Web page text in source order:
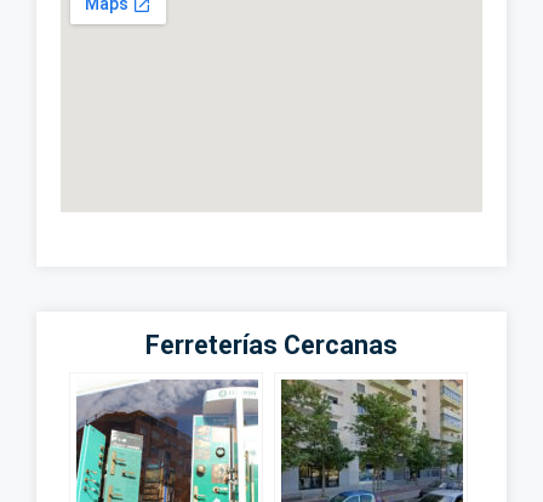
Ferreterías Cercanas